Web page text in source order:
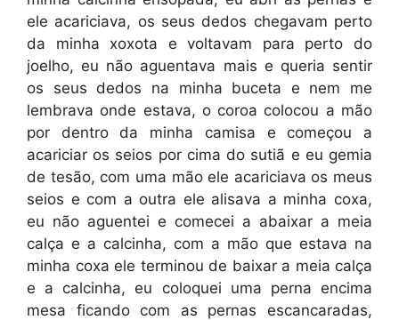
ele acariciava, os seus dedos chegavam perto
da minha xoxota e voltavam para perto do
joelho, eu não aguentava mais e queria sentir
os seus dedos na minha buceta e nem me
lembrava onde estava, o coroa colocou a mão
por dentro da minha camisa e começou a
acariciar os seios por cima do sutiã e eu gemia
de tesão, com uma mão ele acariciava os meus
seios e com a outra ele alisava a minha coxa,
eu não aguentei e comecei a abaixar a meia
calça e a calcinha, com a mão que estava na
minha coxa ele terminou de baixar a meia calça
e a calcinha, eu coloquei uma perna encima
mesa ficando com as pernas escancaradas,